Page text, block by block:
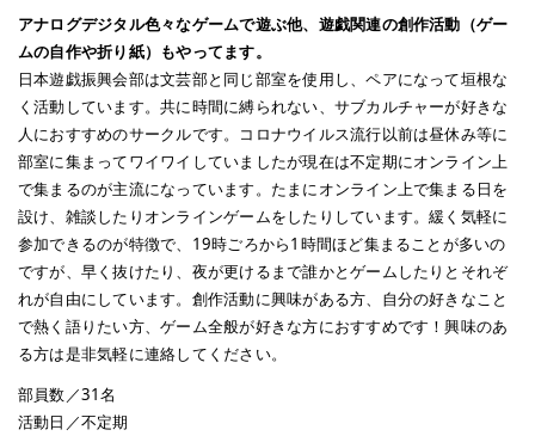
アナログデジタル色々なゲームで遊ぶ他、遊戯関連の創作活動（ゲー
ムの自作や折り紙）もやってます。
日本遊戯振興会部は文芸部と同じ部室を使用し、ペアになって垣根な
く活動しています。共に時間に縛られない、サブカルチャーが好きな
人におすすめのサークルです。コロナウイルス流行以前は昼休み等に
部室に集まってワイワイしていましたが現在は不定期にオンライン上
で集まるのが主流になっています。たまにオンライン上で集まる日を
設け、雑談したりオンラインゲームをしたりしています。緩く気軽に
参加できるのが特徴で、19時ごろから1時間ほど集まることが多いの
ですが、早く抜けたり、夜が更けるまで誰かとゲームしたりとそれぞ
れが自由にしています。創作活動に興味がある方、自分の好きなこと
で熱く語りたい方、ゲーム全般が好きな方におすすめです！興味のあ
る方は是非気軽に連絡してください。
部員数／31名
活動日／不定期